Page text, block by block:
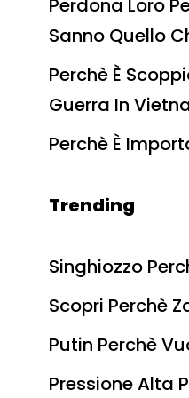
Perdona Loro
Sanno Quello
Perchè È
Guerra In
Perchè È
Trending
Singhiozzo
Scopri Perchè
Putin Perchè
Pressione Alta